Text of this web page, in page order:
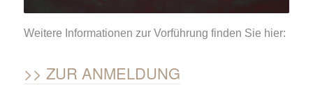
Weitere Informationen zur Vorführung finden Sie hier:
ZUR ANMELDUNG